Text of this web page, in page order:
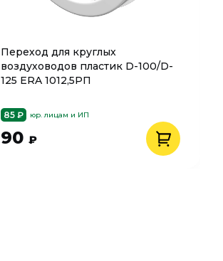
Переход для круглых
воздуховодов пластик D-100/D-
125 ERA 1012,5РП
85 ₽ юр. лицам и ИП
90 ₽